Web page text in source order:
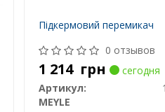
Підкермовий перемикач
0 отзывов
1 214 грн
сегодня
Артикул:
MEYLE